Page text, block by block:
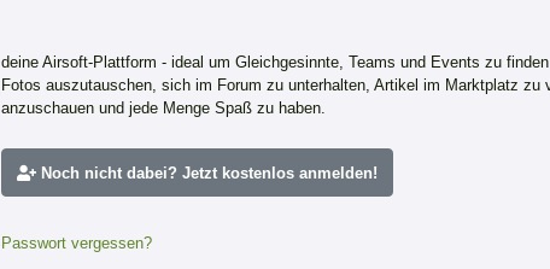
deine Airsoft-Plattform - ideal um Gleichgesinnte, Teams und Events zu
Fotos auszutauschen, sich im Forum zu unterhalten, Artikel im Marktplatz zu
anzuschauen und jede Menge Spaß zu haben.
Noch nicht dabei? Jetzt kostenlos anmelden!
Passwort vergessen?